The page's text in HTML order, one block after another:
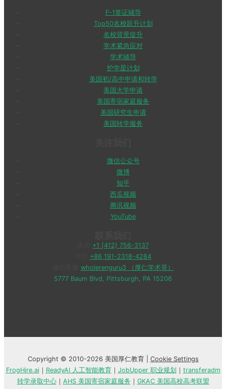
F-1签证辅导
Top50名校跃升计划
名校背景提升
学术紧急应对
学术辅导
护学星计划
美国初/高中申请和转学
美国大学申请
美国寄宿家庭服务
美国研究生申请
美国转学服务
微信公众号
微博
知乎
西瓜视频
腾讯视频
YouTube
+1 (412) 756-3137
+86 191-2318-4284
wholerenguru3 （厚仁学术哥）
5777 Baum Blvd, Pittsburgh, PA 15206
Copyright © 2010-2026 美国厚仁教育 | Cookie Settings
FrogHire.ai｜ ReadyAI 人工智能教育｜ JobUpper 职业规划 ｜ transferadm
转学录取中心｜ AHS 美国寄宿家庭服务 ｜ GKAC 美国高校高考联盟